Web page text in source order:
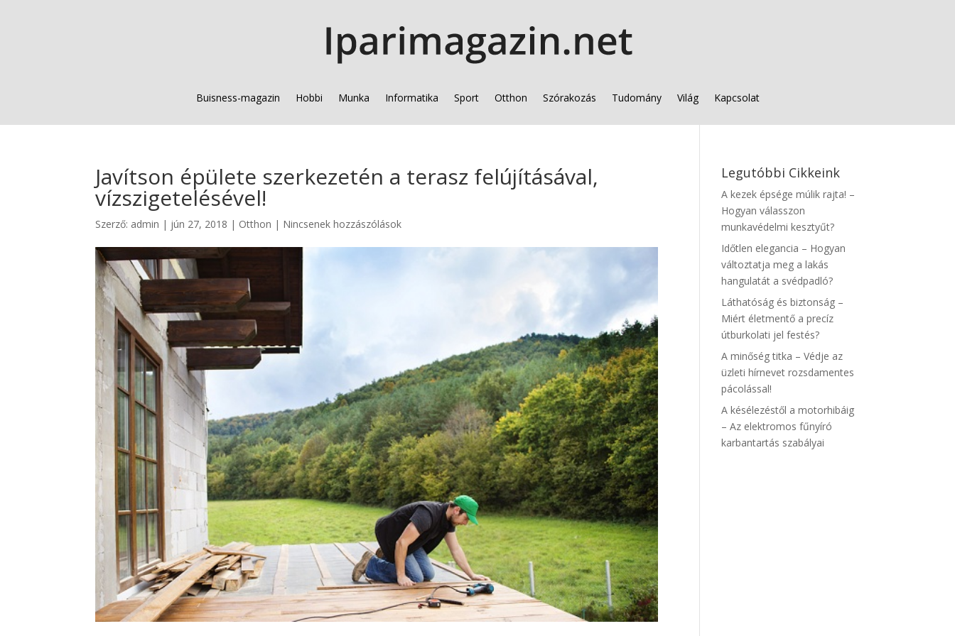
Buisness-magazin Hobbi Munka Informatika Sport Otthon Szórakozás Tudomány Világ Kapcsolat
Javítson épülete szerkezetén a terasz felújításával,
vízszigetelésével!
Szerző: admin | jún 27, 2018 | Otthon | Nincsenek hozzászólások
Legutóbbi Cikkeink
A kezek épsége múlik rajta! –
Hogyan válasszon
munkavédelmi kesztyűt?
Időtlen elegancia – Hogyan
változtatja meg a lakás
hangulatát a svédpadló?
Láthatóság és biztonság –
Miért életmentő a precíz
útburkolati jel festés?
A minőség titka – Védje az
üzleti hírnevet rozsdamentes
pácolással!
A késélezéstől a motorhibáig
– Az elektromos fűnyíró
karbantartás szabályai